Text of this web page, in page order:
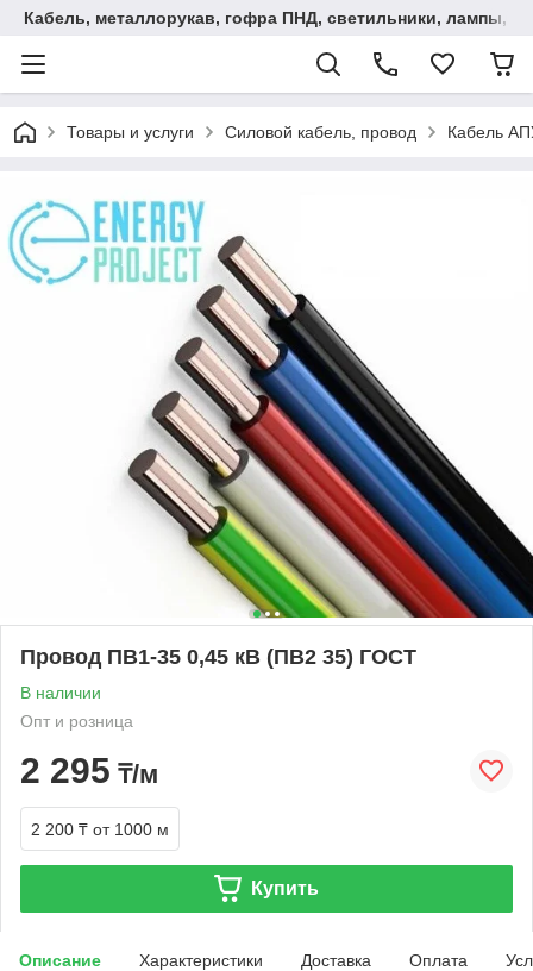
Кабель, металлорукав, гофра ПНД, cветильники, лампы, и
Товары и услуги Силовой кабель, провод Кабель
Провод ПВ1-35 0,45 кВ (ПВ2 35) ГОСТ
В наличии
Опт и розница
2 295 ₸/м
2 200 ₸ от 1000 м
Купить
Описание Характеристики Доставка Оплата